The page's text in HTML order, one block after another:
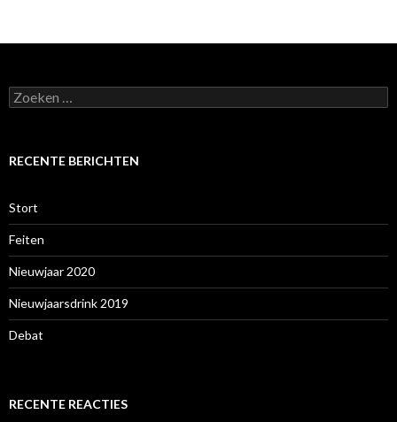
Zoeken
naar:
RECENTE BERICHTEN
Stort
Feiten
Nieuwjaar 2020
Nieuwjaarsdrink 2019
Debat
RECENTE REACTIES